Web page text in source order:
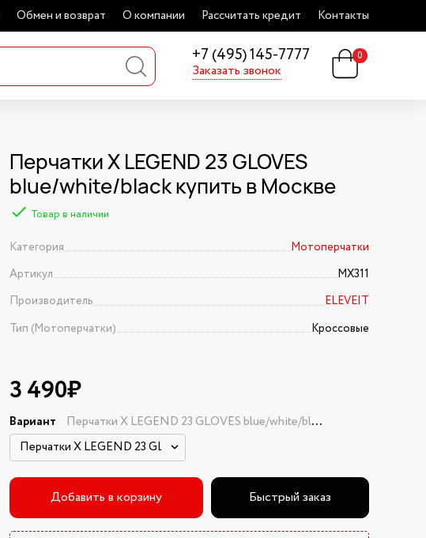
Обмен и возврат О компании Рассчитать кредит Контакты
+7 (495) 145-7777
Заказать звонок
0
Перчатки X LEGEND 23 GLOVES
blue/white/black купить в Москве
Товар в наличии
Категория
Мотоперчатки
Артикул
MX311
Производитель
ELEVEIT
Тип (Мотоперчатки)
Кроссовые
3 490₽
Вариант Перчатки X LEGEND 23 GLOVES blue/white/black (blue/white/black мужской L)
Добавить в корзину Быстрый заказ